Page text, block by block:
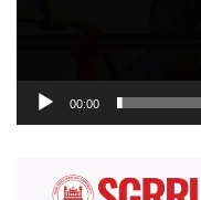
00:00